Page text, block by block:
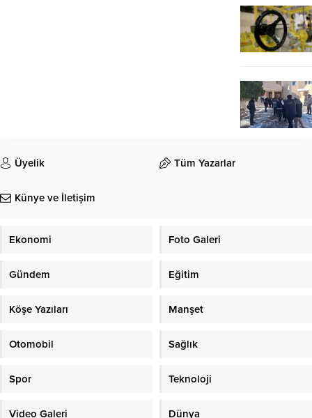
Üyelik Tüm Yazarlar
Künye ve İletişim
Ekonomi Foto Galeri
Gündem Eğitim
Köşe Yazıları Manşet
Otomobil Sağlık
Spor Teknoloji
Video Galeri Dünya